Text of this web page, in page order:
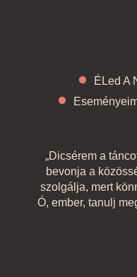
ÉLed A
„Dicsérem a
bevonja a
szolgálja, mert
Ó, ember, tanulj